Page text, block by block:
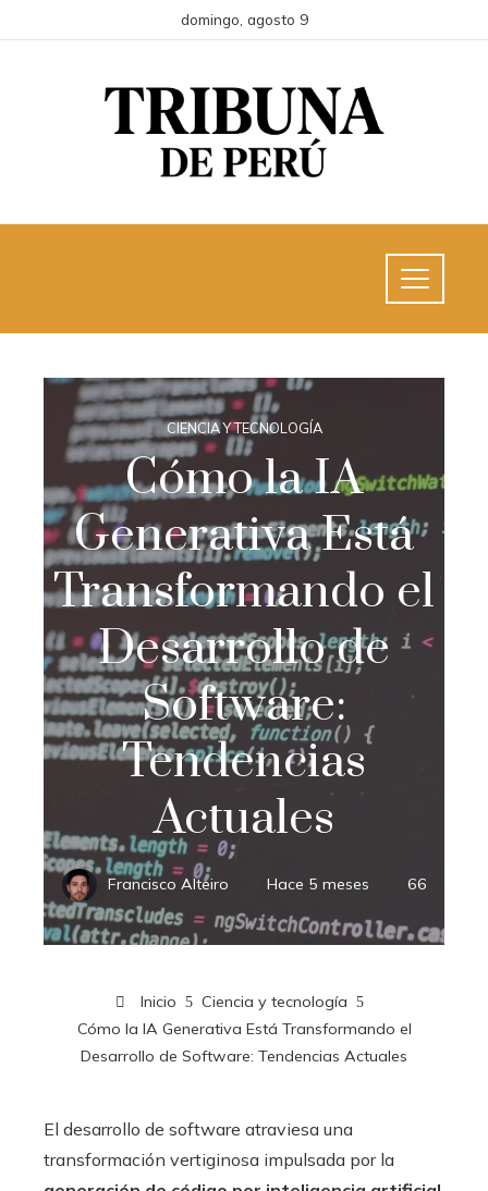
domingo, agosto 9
CIENCIA Y TECNOLOGÍA
Cómo la IA
Generativa Está
Transformando el
Desarrollo de
Software:
Tendencias
Actuales
Francisco Alteiro Hace 5 meses 66
Inicio
Ciencia y tecnología
Cómo la IA Generativa Está Transformando el
Desarrollo de Software: Tendencias Actuales
El desarrollo de software atraviesa una
transformación vertiginosa impulsada por la